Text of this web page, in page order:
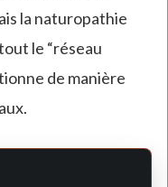
la naturopathie
le “réseau
de manière